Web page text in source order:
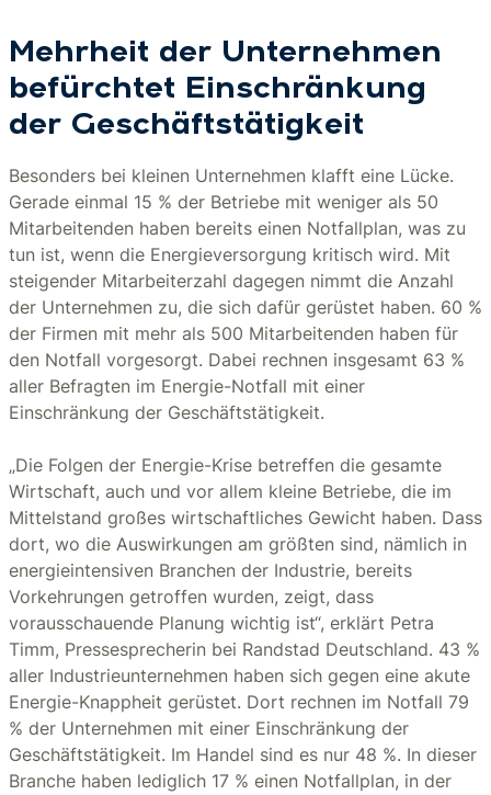
Mehrheit der Unternehmen
befürchtet Einschränkung
der Geschäftstätigkeit
Besonders bei kleinen Unternehmen klafft eine Lücke.
Gerade einmal 15 % der Betriebe mit weniger als 50
Mitarbeitenden haben bereits einen Notfallplan, was zu
tun ist, wenn die Energieversorgung kritisch wird. Mit
steigender Mitarbeiterzahl dagegen nimmt die Anzahl
der Unternehmen zu, die sich dafür gerüstet haben. 60 %
der Firmen mit mehr als 500 Mitarbeitenden haben für
den Notfall vorgesorgt. Dabei rechnen insgesamt 63 %
aller Befragten im Energie-Notfall mit einer
Einschränkung der Geschäftstätigkeit.
„Die Folgen der Energie-Krise betreffen die gesamte
Wirtschaft, auch und vor allem kleine Betriebe, die im
Mittelstand großes wirtschaftliches Gewicht haben. Dass
dort, wo die Auswirkungen am größten sind, nämlich in
energieintensiven Branchen der Industrie, bereits
Vorkehrungen getroffen wurden, zeigt, dass
vorausschauende Planung wichtig ist“, erklärt Petra
Timm, Pressesprecherin bei Randstad Deutschland. 43 %
aller Industrieunternehmen haben sich gegen eine akute
Energie-Knappheit gerüstet. Dort rechnen im Notfall 79
% der Unternehmen mit einer Einschränkung der
Geschäftstätigkeit. Im Handel sind es nur 48 %. In dieser
Branche haben lediglich 17 % einen Notfallplan, in der